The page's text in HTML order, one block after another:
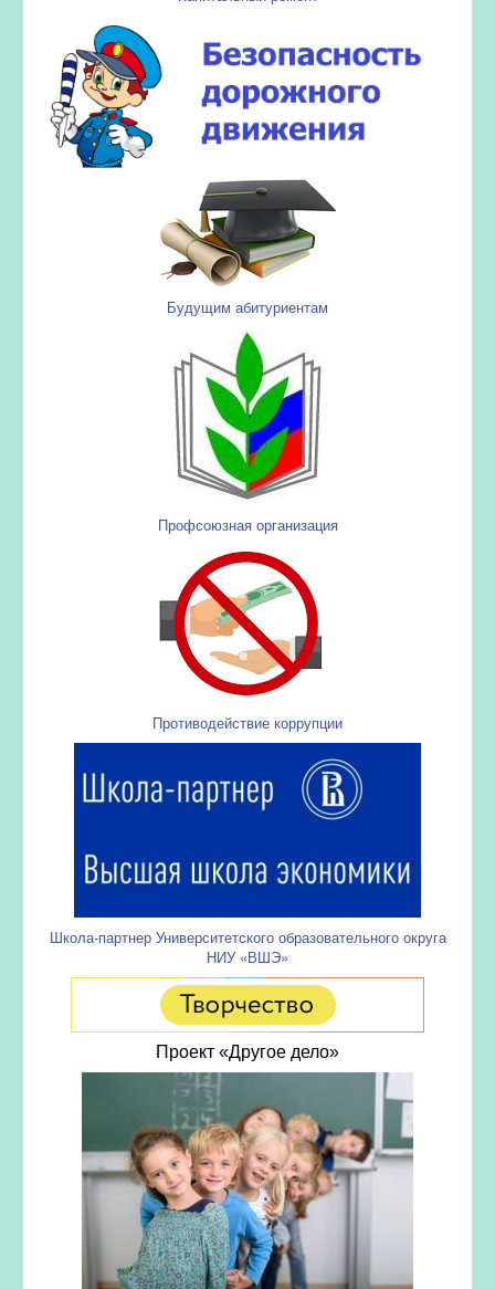
Будущим абитуриентам
Профсоюзная организация
Противодействие коррупции
Школа-партнер Университетского образовательного округа
НИУ «ВШЭ»
Проект «Другое дело»